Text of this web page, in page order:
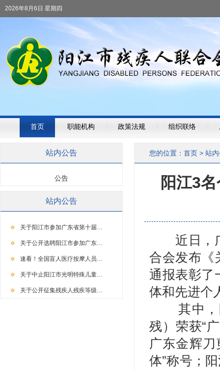
2026年8月6日 星期四
首页 职能机构 政策法规 组织联络
您的位置： 首页 > 站
阳江3
近日，广
合会发布《
通报表彰了
体和先进个
其中，阳
残）荣获“
广东金辉
体”称号；
站内公告
公告
站内公告
关于阳江市参加广东省第十届…
关于公开选聘阳江市参加广东…
速看！全国盲人医疗按摩人员…
关于中止阳江市光明特殊儿童…
关于公开征集残疾人残疾等级…